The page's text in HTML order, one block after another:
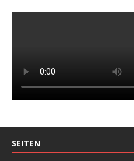
SEITEN